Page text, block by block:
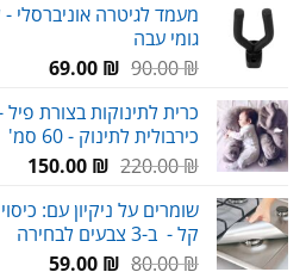
מעמד לגיטרה אוניברסלי
גומי עבה
90.00₪
המחיר
היה:
90.00 ₪.
69.00 ₪
המחיר
הוא:
69.00 ₪.
כרית לתינוקות בצורת
כירבולית לתינוק - 60 סמ'
220.00₪
המחיר
היה:
220.00 ₪.
150.00 ₪
הוא:
₪.
שומרים על ניקיון עם:
קל - ב-3 צבעים לבחירה
80.00₪
המחיר59.00 ₪
המחיר